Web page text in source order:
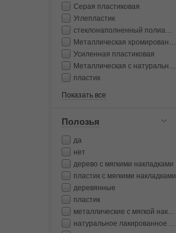
Серая пластиковая
Углепластик
стеклонаполненный полиамид
Металлическая хромированная
Усиленная пластиковая
Металлическая с натуральным лакированным деревом
пластик
Показать все
Полозья
да
нет
дерево с мягкими накладками
пластик с мягкими накладками
деревянные
пластик
металлические с мягкой накладкой
натуральное лакированное дерево